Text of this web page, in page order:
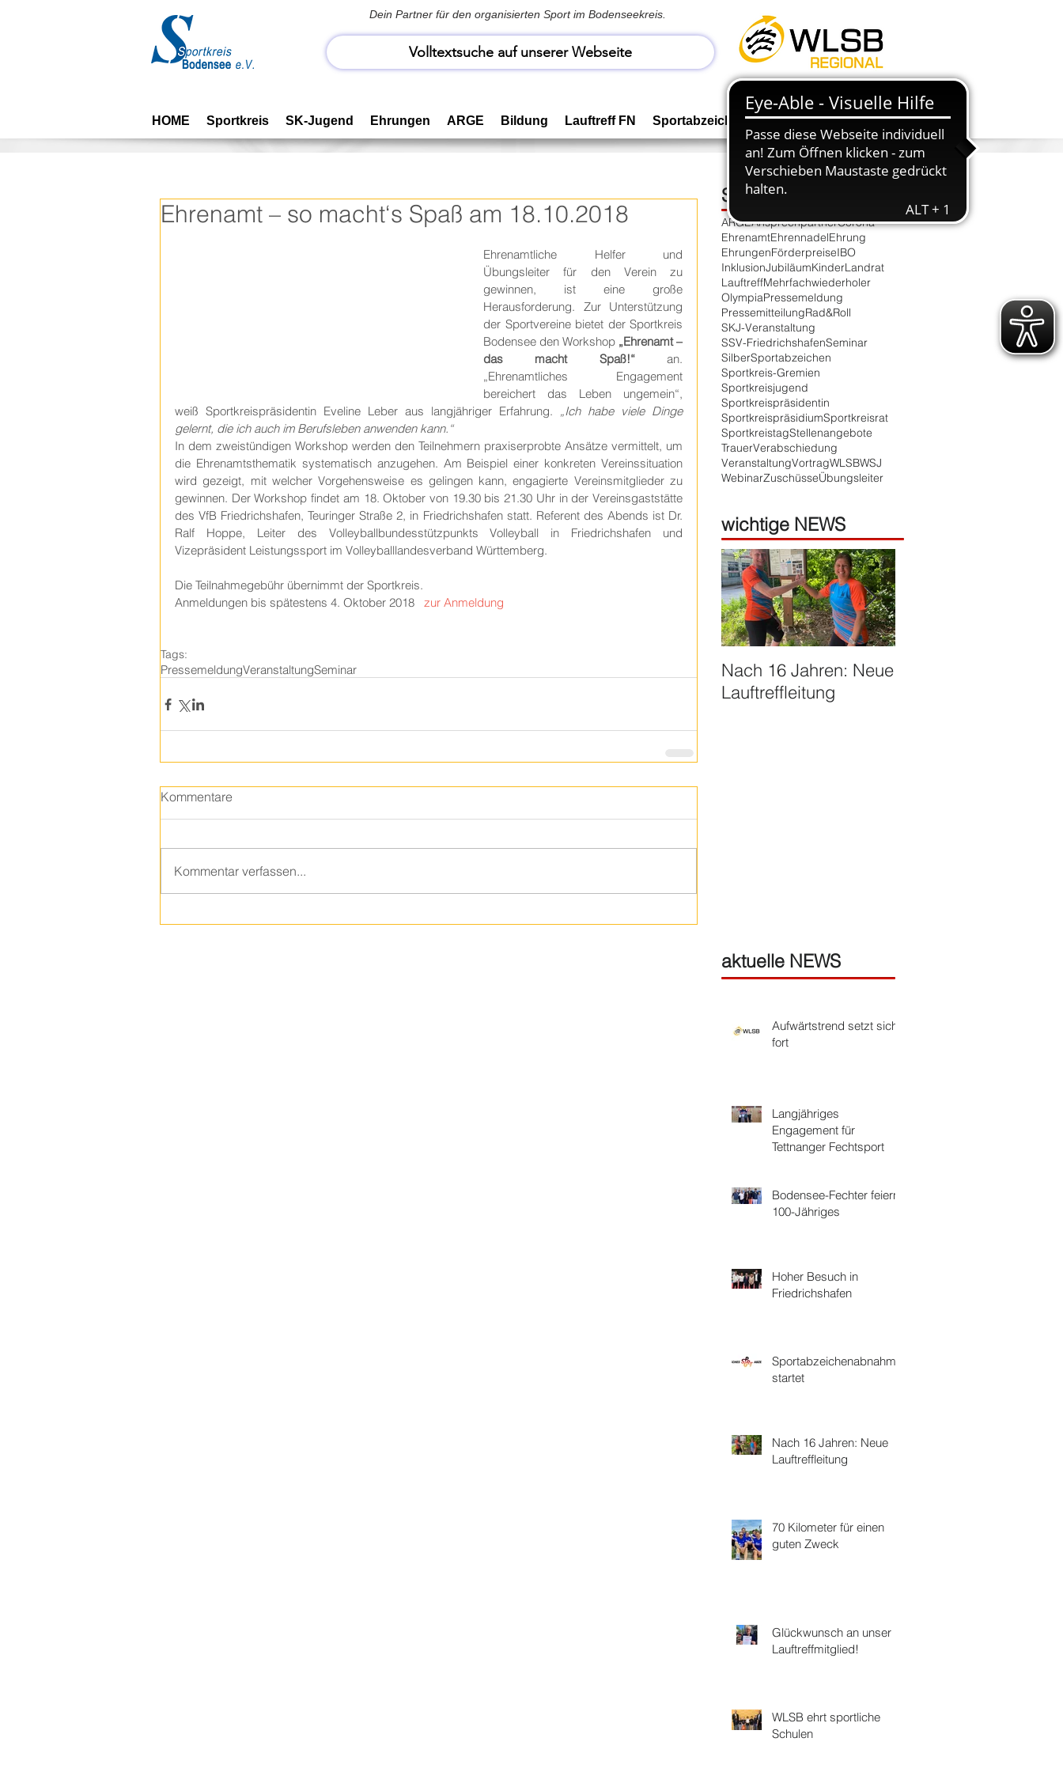
Dein Partner für den organisierten Sport im Bodenseekreis.
Volltextsuche auf unserer Webseite
Anmelden
HOME Sportkreis SK-Jugend Ehrungen ARGE Bildung Lauftreff FN Sportabzeichen Geschäftsstelle NEWS
Ehrenamt – so macht‘s Spaß am 18.10.2018
Ehrenamtliche Helfer und
Übungsleiter für den Verein zu
gewinnen, ist eine große
Herausforderung. Zur Unterstützung
der Sportvereine bietet der Sportkreis
Bodensee den Workshop „Ehrenamt –
das macht Spaß!“ an.
„Ehrenamtliches Engagement
bereichert das Leben ungemein“,
weiß Sportkreispräsidentin Eveline Leber aus langjähriger Erfahrung. „Ich habe viele Dinge
gelernt, die ich auch im Berufsleben anwenden kann.“
In dem zweistündigen Workshop werden den Teilnehmern praxiserprobte Ansätze vermittelt, um
die Ehrenamtsthematik systematisch anzugehen. Am Beispiel einer konkreten Vereinssituation
wird gezeigt, mit welcher Vorgehensweise es gelingen kann, engagierte Vereinsmitglieder zu
gewinnen. Der Workshop findet am 18. Oktober von 19.30 bis 21.30 Uhr in der Vereinsgaststätte
des VfB Friedrichshafen, Teuringer Straße 2, in Friedrichshafen statt. Referent des Abends ist Dr.
Ralf Hoppe, Leiter des Volleyballbundesstützpunkts Volleyball in Friedrichshafen und
Vizepräsident Leistungssport im Volleyballlandesverband Württemberg.
Die Teilnahmegebühr übernimmt der Sportkreis.
Anmeldungen bis spätestens 4. Oktober 2018 zur Anmeldung
Tags:
PressemeldungVeranstaltungSeminar
Kommentare
Kommentar verfassen...
Schlagwortsuche
ARGEAnsprechpartnerCorona
EhrenamtEhrennadelEhrung
EhrungenFörderpreiseIBO
InklusionJubiläumKinderLandrat
LauftreffMehrfachwiederholer
OlympiaPressemeldung
PressemitteilungRad&Roll
SKJ-Veranstaltung
SSV-FriedrichshafenSeminar
SilberSportabzeichen
Sportkreis-Gremien
Sportkreisjugend
Sportkreispräsidentin
SportkreispräsidiumSportkreisrat
SportkreistagStellenangebote
TrauerVerabschiedung
VeranstaltungVortragWLSBWSJ
WebinarZuschüsseÜbungsleiter
wichtige NEWS
Nach 16 Jahren: Neue
Lauftreffleitung
aktuelle NEWS
Aufwärtstrend setzt sich
fort
Langjähriges
Engagement für
Tettnanger Fechtsport
Bodensee-Fechter feiern
100-Jähriges
Hoher Besuch in
Friedrichshafen
Sportabzeichenabnahme
startet
Nach 16 Jahren: Neue
Lauftreffleitung
70 Kilometer für einen
guten Zweck
Glückwunsch an unser
Lauftreffmitglied!
WLSB ehrt sportliche
Schulen